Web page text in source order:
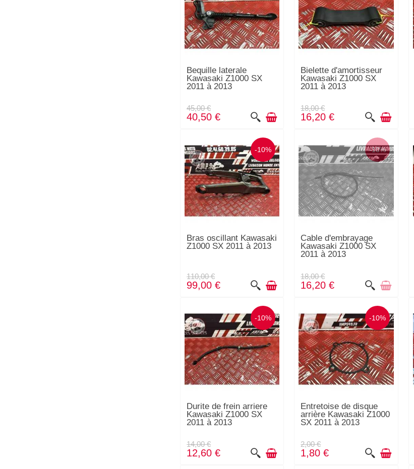
Bequille laterale
Kawasaki Z1000 SX
2011 à 2013
45,00 €
40,50 €
Bielette d'amortisseur
Kawasaki Z1000 SX
2011 à 2013
18,00 €
16,20 €
-10%
Bras oscillant Kawasaki
Z1000 SX 2011 à 2013
110,00 €
99,00 €
-10%
STOCK ÉPUISÉ
Cable d'embrayage
Kawasaki Z1000 SX
2011 à 2013
18,00 €
16,20 €
-10%
Durite de frein arriere
Kawasaki Z1000 SX
2011 à 2013
14,00 €
12,60 €
-10%
Entretoise de disque
arrière Kawasaki Z1000
SX 2011 à 2013
2,00 €
1,80 €